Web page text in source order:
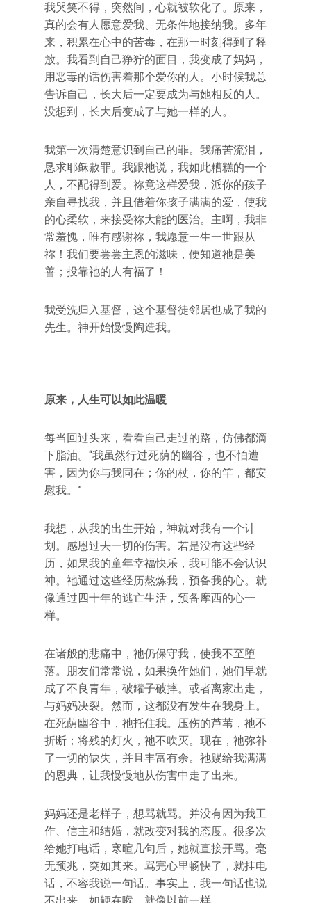
我哭笑不得，突然间，心就被软化了。原来，
真的会有人愿意爱我、无条件地接纳我。多年
来，积累在心中的苦毒，在那一时刻得到了释
放。我看到自己狰狞的面目，我变成了妈妈，
用恶毒的话伤害着那个爱你的人。小时候我总
告诉自己，长大后一定要成为与她相反的人。
没想到，长大后变成了与她一样的人。
我第一次清楚意识到自己的罪。我痛苦流泪，
恳求耶稣赦罪。我跟祂说，我如此糟糕的一个
人，不配得到爱。祢竟这样爱我，派你的孩子
亲自寻找我，并且借着你孩子满满的爱，使我
的心柔软，来接受祢大能的医治。主啊，我非
常羞愧，唯有感谢祢，我愿意一生一世跟从
祢！我们要尝尝主恩的滋味，便知道祂是美
善；投靠祂的人有福了！
我受洗归入基督，这个基督徒邻居也成了我的
先生。神开始慢慢陶造我。
原来，人生可以如此温暖
每当回过头来，看看自己走过的路，仿佛都滴
下脂油。“我虽然行过死荫的幽谷，也不怕遭
害，因为你与我同在；你的杖，你的竿，都安
慰我。”
我想，从我的出生开始，神就对我有一个计
划。感恩过去一切的伤害。若是没有这些经
历，如果我的童年幸福快乐，我可能不会认识
神。祂通过这些经历熬炼我，预备我的心。就
像通过四十年的逃亡生活，预备摩西的心一
样。
在诸般的悲痛中，祂仍保守我，使我不至堕
落。朋友们常常说，如果换作她们，她们早就
成了不良青年，破罐子破摔。或者离家出走，
与妈妈决裂。然而，这都没有发生在我身上。
在死荫幽谷中，祂托住我。压伤的芦苇，祂不
折断；将残的灯火，祂不吹灭。现在，祂弥补
了一切的缺失，并且丰富有余。祂赐给我满满
的恩典，让我慢慢地从伤害中走了出来。
妈妈还是老样子，想骂就骂。并没有因为我工
作、信主和结婚，就改变对我的态度。很多次
给她打电话，寒暄几句后，她就直接开骂。毫
无预兆，突如其来。骂完心里畅快了，就挂电
话，不容我说一句话。事实上，我一句话也说